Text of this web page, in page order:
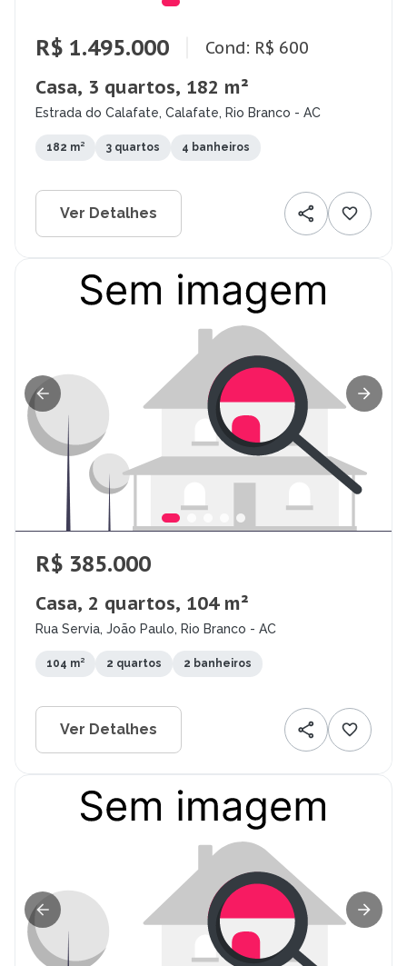
R$ 1.495.000 Cond: R$ 600
Casa, 3 quartos, 182 m²
Estrada do Calafate, Calafate, Rio Branco - AC
182 m² 3 quartos 4 banheiros
Ver Detalhes
R$ 385.000
Casa, 2 quartos, 104 m²
Rua Servia, João Paulo, Rio Branco - AC
104 m² 2 quartos 2 banheiros
Ver Detalhes